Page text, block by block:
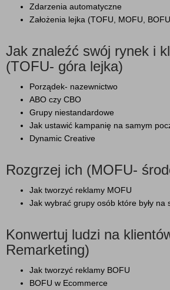
Zdarzenia automatyczne
Założenia lejka (TOFU, MOFU,
Jak znaleźć swój rynek i
(TOFU- góra lejka)
Porządek- nazewnictwo
ABO czy CBO
Grupy niestandardowe
Jak ustawić kampanię na samym
Dynamic Creative
Rozgrzej ich (MOFU-
Jak tworzyć reklamy MOFU
Jak wybrać grupy osób które były na
Konwertuj ludzi na
Remarketing)
Jak tworzyć reklamy BOFU
BOFU w Ecommerce